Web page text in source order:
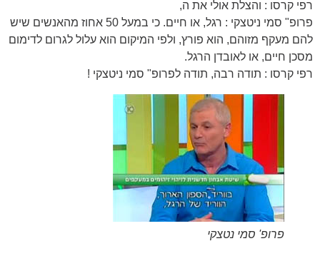
רפי קרסו : והצלת אולי את ה,
פרופ" סמי ניטצקי : רגל, או חיים. כי במעל 50 אחוז מהאנשים שיש
להם מעקף מזוהם, הוא פורץ, ולפי המיקום הוא עלול לגרום לדימום
מסכן חיים, או לאובדן הרגל.
רפי קרסו : תודה רבה, תודה לפרופ" סמי ניטצקי !
פרופ' סמי נטצקי